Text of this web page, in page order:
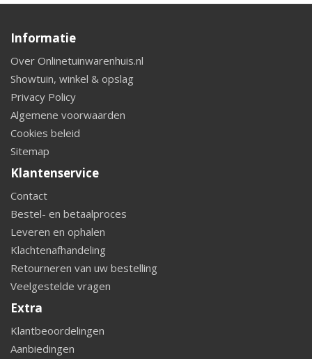
Informatie
Over Onlinetuinwarenhuis.nl
Showtuin, winkel & opslag
Privacy Policy
Algemene voorwaarden
Cookies beleid
Sitemap
Klantenservice
Contact
Bestel- en betaalproces
Leveren en ophalen
Klachtenafhandeling
Retourneren van uw bestelling
Veelgestelde vragen
Extra
Klantbeoordelingen
Aanbiedingen